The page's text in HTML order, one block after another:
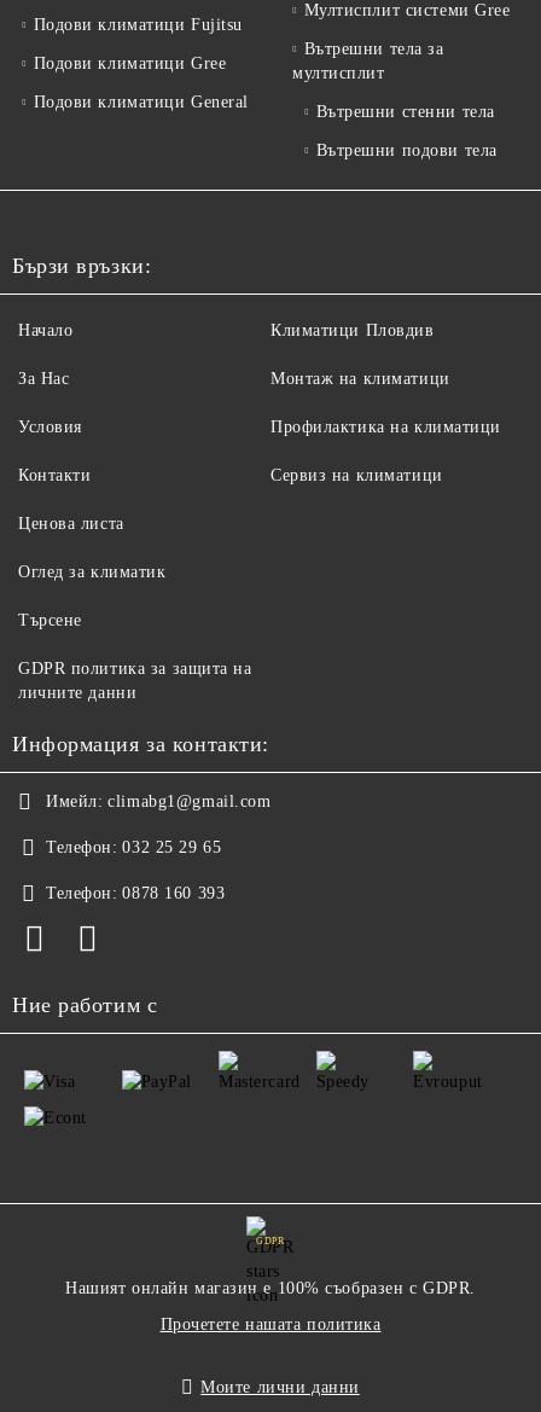
Подови климатици Fujitsu
Подови климатици Gree
Подови климатици General
Мултисплит системи Gree
Вътрешни тела за
мултисплит
Вътрешни стенни тела
Вътрешни подови тела
Бързи връзки:
Начало
За Нас
Условия
Контакти
Климатици Пловдив
Монтаж на климатици
Профилактика на климатици
Сервиз на климатици
Ценова листа
Оглед за климатик
Търсене
GDPR политика за защита на
личните данни
Информация за контакти:
Имейл: climabg1@gmail.com
Телефон: 032 25 29 65
Телефон: 0878 160 393
Ние работим с
GDPR
Нашият онлайн магазин е 100% съобразен с GDPR.
Прочетете нашата политика
Моите лични данни